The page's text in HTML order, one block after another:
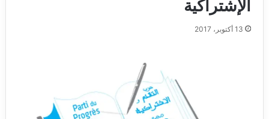
الإشتراكية
13 أكتوبر، 2017